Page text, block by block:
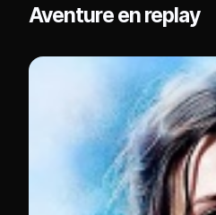
Aventure en replay